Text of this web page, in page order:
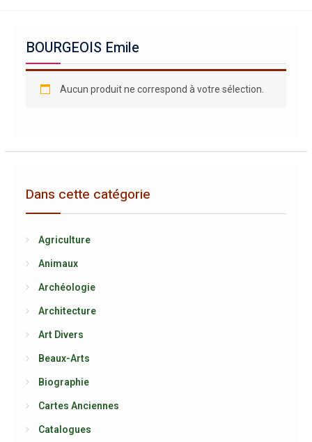
BOURGEOIS Emile
Aucun produit ne correspond à votre sélection.
Dans cette catégorie
Agriculture
Animaux
Archéologie
Architecture
Art Divers
Beaux-Arts
Biographie
Cartes Anciennes
Catalogues